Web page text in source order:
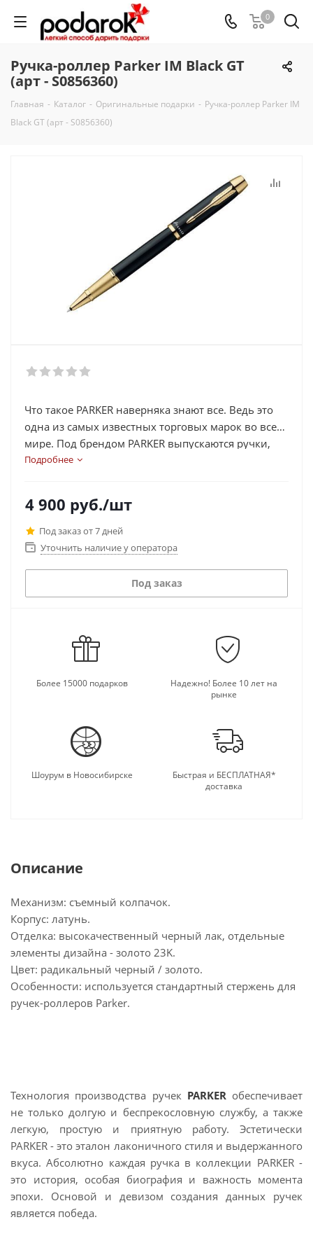
0
Ручка-роллер Parker IM Black GT
(арт - S0856360)
Главная - Каталог - Оригинальные подарки - Ручка-роллер Parker IM
Black GT (арт - S0856360)
Что такое PARKER наверняка знают все. Ведь это
одна из самых известных торговых марок во всем
мире. Под брендом PARKER выпускаются ручки,
которыми были подписаны самые значимые
высокого качества по всем стандартам.
Подробнее
4 900 руб./шт
Под заказ от 7 дней
Уточнить наличие у оператора
Под заказ
Более 15000 подарков
Надежно! Более 10 лет на
рынке
Шоурум в Новосибирске
Быстрая и БЕСПЛАТНАЯ*
доставка
Описание
Механизм: съемный колпачок.
Корпус: латунь.
Отделка: высокачественный черный лак, отдельные
элементы дизайна - золото 23K.
Цвет: радикальный черный / золото.
Особенности: используется стандартный стержень для
ручек-роллеров Parker.
Технология производства ручек PARKERобеспечивает
не только долгую и беспрекословную службу, а также
легкую, простую и приятную работу. Эстетически
PARKER - это эталон лаконичного стиля и выдержанного
вкуса. Абсолютно каждая ручка в коллекции PARKER -
это история, особая биография и важность момента
эпохи. Основой и девизом создания данных ручек
является победа.